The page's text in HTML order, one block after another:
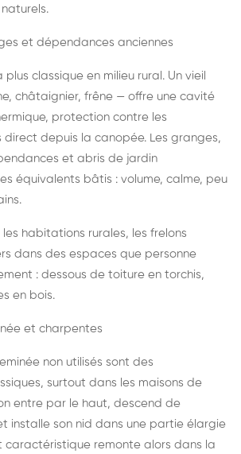
et dépendances anciennes
classique en milieu rural. Un vieil
châtaignier, frêne — offre une cavité
protection contre les
direct depuis la canopée. Les granges,
et abris de jardin
équivalents bâtis : volume, calme, peu
habitations rurales, les frelons
dans des espaces que personne
: dessous de toiture en torchis,
en bois.
et charpentes
non utilisés sont des
surtout dans les maisons de
entre par le haut, descend de
installe son nid dans une partie élargie
caractéristique remonte alors dans la